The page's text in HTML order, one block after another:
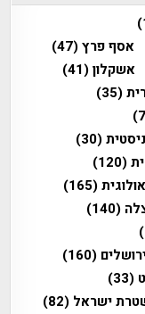
אסף פרץ(47)
אשקלון(41)
(35)
(30)
(120)
(165)
(140)
(160)
(33)
ישראל (82)